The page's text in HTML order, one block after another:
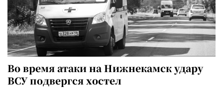
Во время атаки на Нижнекамск удару
ВСУ подвергся хостел